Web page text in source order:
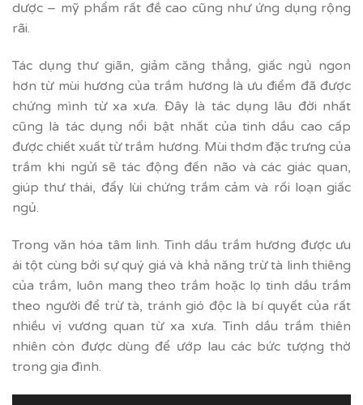
dược – mỹ phẩm rất đề cao cũng như ứng dụng rộng
rãi.
Tác dụng thư giãn, giảm căng thẳng, giấc ngủ ngon
hơn từ mùi hương của trầm hương là ưu điểm đã được
chứng mình từ xa xưa. Đây là tác dụng lâu đời nhất
cũng là tác dụng nổi bật nhất của tinh dầu cao cấp
được chiết xuất từ trầm hương. Mùi thơm đặc trưng của
trầm khi ngửi sẽ tác động đến não và các giác quan,
giúp thư thái, đẩy lùi chứng trầm cảm và rối loạn giấc
ngủ.
Trong văn hóa tâm linh. Tinh dầu trầm hương được ưu
ái tột cùng bởi sự quý giá và khả năng trừ tà linh thiêng
của trầm, luôn mang theo trầm hoặc lọ tinh dầu trầm
theo người để trừ tà, tránh gió độc là bí quyết của rất
nhiều vị vương quan từ xa xưa. Tinh dầu trầm thiên
nhiên còn được dùng để ướp lau các bức tượng thờ
trong gia đình.